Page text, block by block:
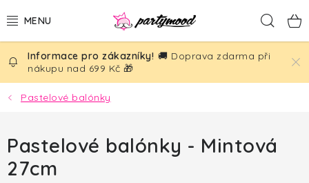
na
BALÓNKY
PÁRTY DEKORACE
TÉMATA
🚚 Doprava zdarma při
nákupu nad 699 Kč 🎁
Pastelové balónky
Pastelové balónky - Mintová
27cm